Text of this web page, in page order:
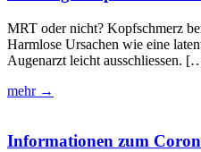
MRT oder nicht? Kopfschmerz
Harmlose Ursachen wie eine
Augenarzt leicht ausschliessen.
mehr →
Informationen zum